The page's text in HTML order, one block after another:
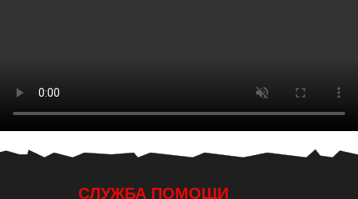
ДОГОВОР ОФЕРТЫ
ТОВАРНЫЙ ЗНАК